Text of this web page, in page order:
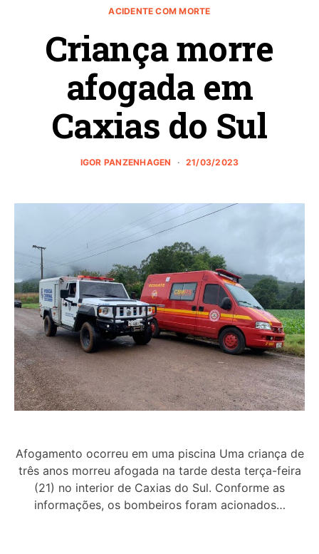
ACIDENTE COM MORTE
Criança morre
afogada em
Caxias do Sul
IGOR PANZENHAGEN 21/03/2023
Afogamento ocorreu em uma piscina Uma criança de
três anos morreu afogada na tarde desta terça-feira
(21) no interior de Caxias do Sul. Conforme as
informações, os bombeiros foram acionados…